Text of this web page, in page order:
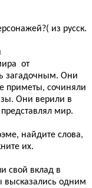
из русск.
от
загадочным. Они
приметы, сочиняли
Они верили в
мир.
найдите слова,
их.
свой вклад в
высказались одним